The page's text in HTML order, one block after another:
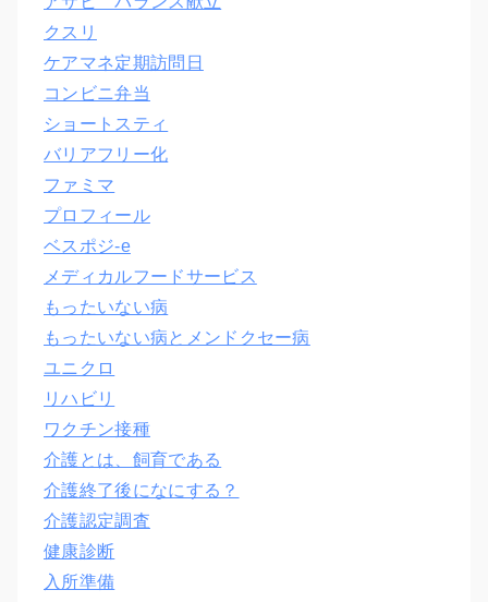
クスリ
ケアマネ定期訪問日
コンビニ弁当
ショートスティ
バリアフリー化
ファミマ
プロフィール
ベスポジ-e
メディカルフードサービス
もったいない病
もったいない病とメンドクセー病
ユニクロ
リハビリ
ワクチン接種
介護とは、飼育である
介護終了後になにする？
介護認定調査
健康診断
入所準備